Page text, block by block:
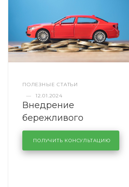
ПОЛЕЗНЫЕ СТАТЬИ
—
12.01.2024
Внедрение
бережливого
производства в
кузовном сервисе
KUTUZOVV
ПОЛУЧИТЬ КОНСУЛЬТАЦИЮ